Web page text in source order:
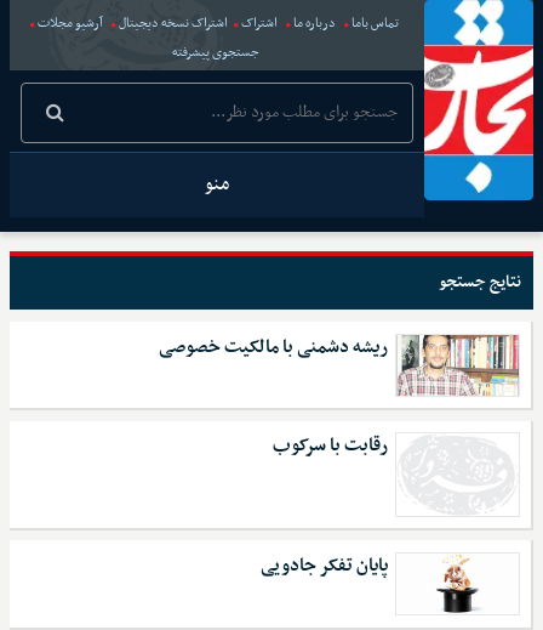
تماس باما درباره ما اشتراک اشتراک نسخه دیجیتال
آرشیو مجلات
جستجوی پیشرفته
منو
نتایج جستجو
ریشه دشمنی با مالکیت خصوصی
رقابت با سرکوب
پایان تفکر جادویی